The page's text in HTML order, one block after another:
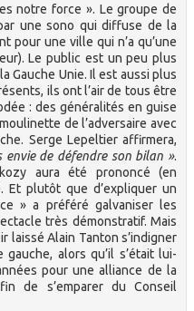
notre force ». Le groupe de
une sono qui diffuse de la
pour une ville qui n’a qu’une
Le public est un peu plus
Gauche Unie. Il est aussi plus
ils ont l’air de tous être
: des généralités en guise
de l’adversaire avec
Serge Lepeltier affirmera,
envie de défendre son bilan ».
aura été prononcé (en
Et plutôt que d’expliquer un
» a préféré galvaniser les
très démonstratif. Mais
laissé Alain Tanton s’indigner
gauche, alors qu’il s’était lui-
pour une alliance de la
de s’emparer du Conseil